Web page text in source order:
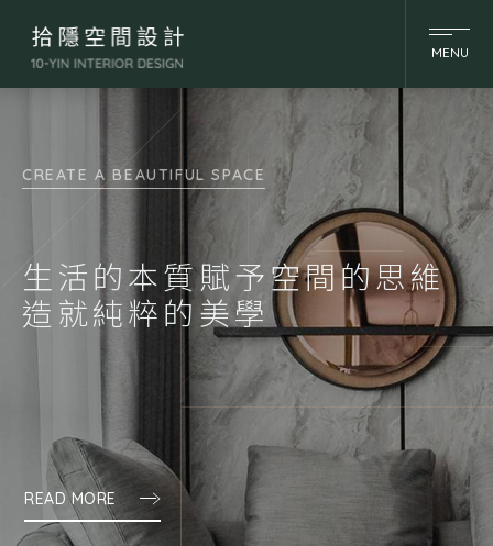
CREATE A BEAUTIFUL SPACE
CREATE A BEAUTIFUL SPACE
生活的本質賦予空間的思維
造就純粹的美學
CREATE A BEAUTIFUL SPACE
MENU